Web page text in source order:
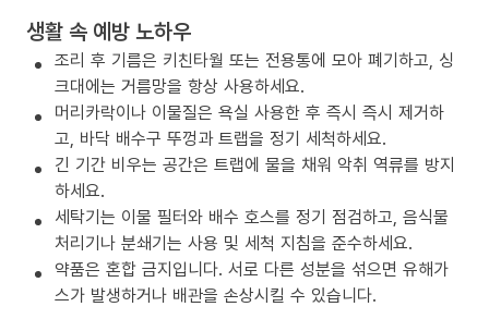
생활 속 예방 노하우
조리 후 기름은 키친타월 또는 전용통에 모아 폐기하고, 싱
크대에는 거름망을 항상 사용하세요.
머리카락이나 이물질은 욕실 사용한 후 즉시 즉시 제거하
고, 바닥 배수구 뚜껑과 트랩을 정기 세척하세요.
긴 기간 비우는 공간은 트랩에 물을 채워 악취 역류를 방지
하세요.
세탁기는 이물 필터와 배수 호스를 정기 점검하고, 음식물
처리기나 분쇄기는 사용 및 세척 지침을 준수하세요.
약품은 혼합 금지입니다. 서로 다른 성분을 섞으면 유해가
스가 발생하거나 배관을 손상시킬 수 있습니다.